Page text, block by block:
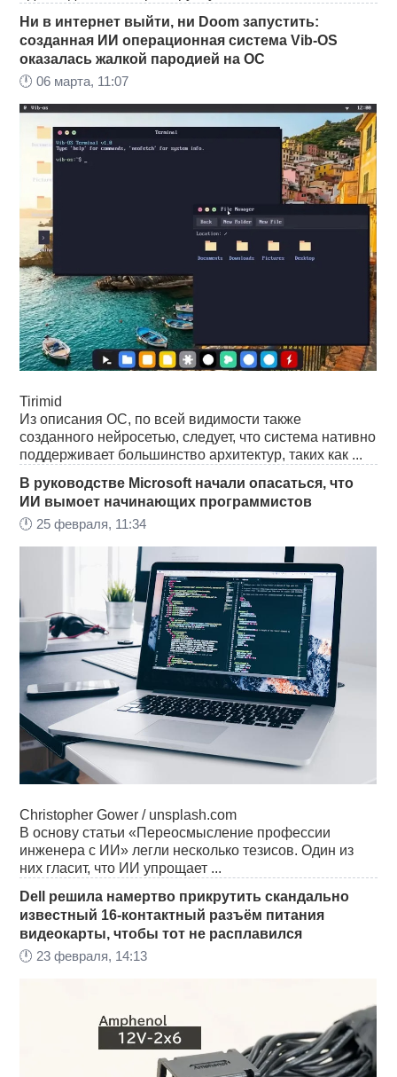
Ни в интернет выйти, ни Doom запустить:
созданная ИИ операционная система Vib-OS
оказалась жалкой пародией на ОС
🕛06 марта, 11:07
Tirimid
Из описания ОС, по всей видимости также
созданного нейросетью, следует, что система нативно
поддерживает большинство архитектур, таких как ...
В руководстве Microsoft начали опасаться, что
ИИ вымоет начинающих программистов
🕛 25 февраля, 11:34
Christopher Gower / unsplash.com
В основу статьи «Переосмысление профессии
инженера с ИИ» легли несколько тезисов. Один из
них гласит, что ИИ упрощает ...
Dell решила намертво прикрутить скандально
известный 16-контактный разъём питания
видеокарты, чтобы тот не расплавился
🕛 23 февраля, 14:13